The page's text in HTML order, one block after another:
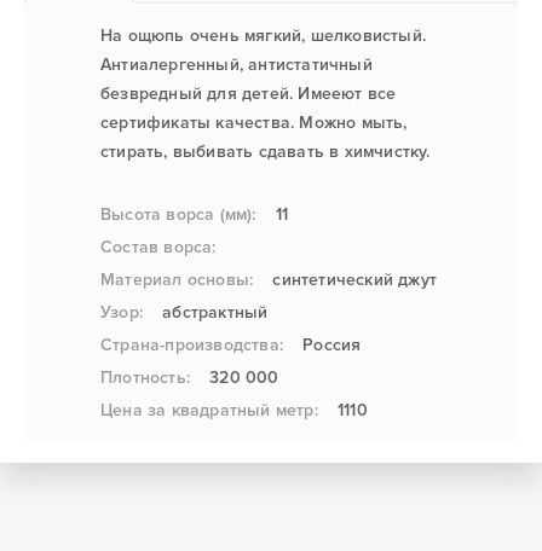
На ощюпь очень мягкий, шелковистый.
Антиалергенный, антистатичный
безвредный для детей. Имееют все
сертификаты качества. Можно мыть,
стирать, выбивать сдавать в химчистку.
Высота ворса (мм):
11
Состав ворса:
Материал основы:
синтетический джут
Узор:
абстрактный
Страна-производства:
Россия
Плотность:
320 000
Цена за квадратный метр:
1110